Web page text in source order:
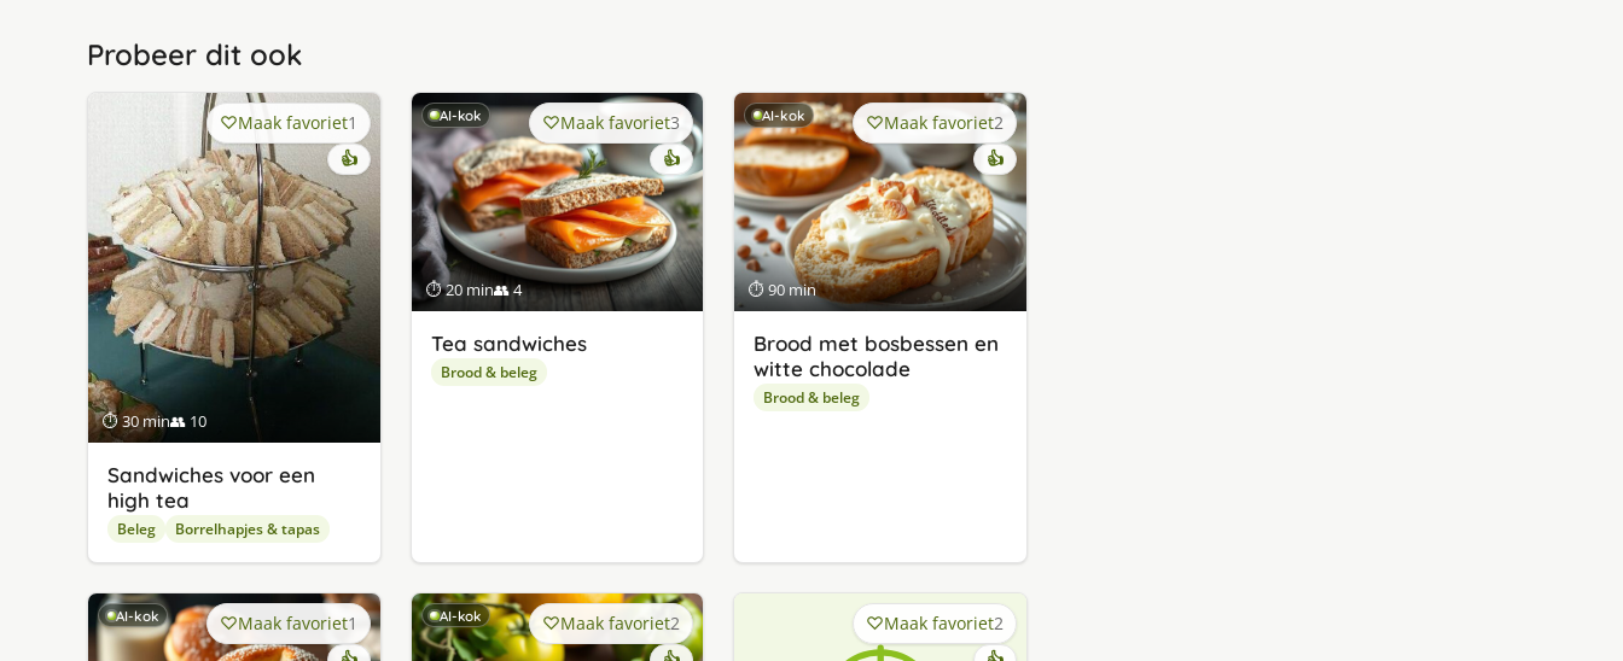
Probeer dit ook
⏱ 30 min👥 10
Maak favoriet1
👍
Sandwiches voor een
high tea
Beleg Borrelhapjes & tapas
AI-kok
⏱ 20 min👥 4
Maak favoriet3
👍
Tea sandwiches
Brood & beleg
AI-kok
⏱ 90 min
Maak favoriet2
👍
Brood met bosbessen en
witte chocolade
Brood & beleg
AI-kok Maak favoriet1 AI-kok Maak favoriet2 Maak favoriet2